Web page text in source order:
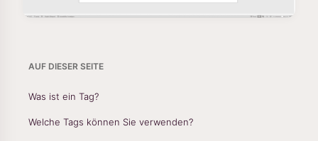
AUF DIESER SEITE
Was ist ein Tag?
Welche Tags können Sie verwenden?